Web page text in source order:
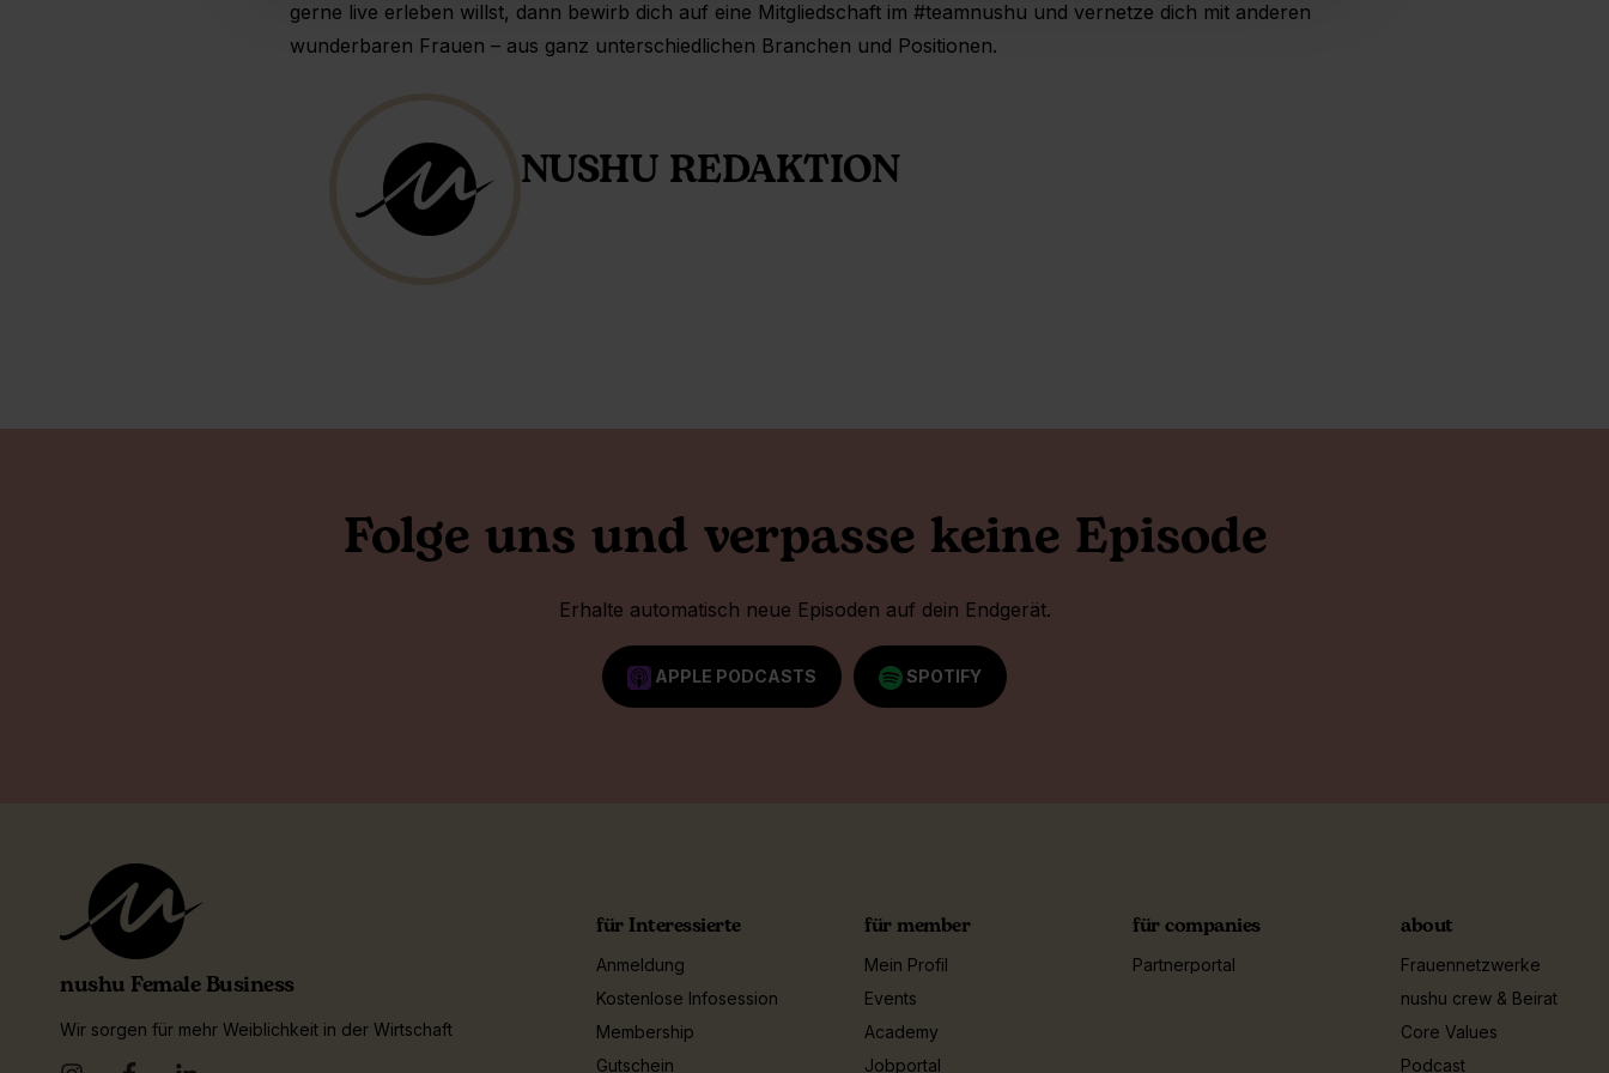
gerne live erleben willst, dann bewirb dich auf eine Mitgliedschaft im #teamnushu und vernetze dich mit anderen
wunderbaren Frauen – aus ganz unterschiedlichen Branchen und Positionen.
NUSHU REDAKTION
Folge uns und verpasse keine Episode
Erhalte automatisch neue Episoden auf dein Endgerät.
APPLE PODCASTS SPOTIFY
nushu Female Business
Wir sorgen für mehr Weiblichkeit in der Wirtschaft
für Interessierte
Anmeldung
Kostenlose Infosession
Membership
Gutschein
für member
Mein Profil
Events
Academy
Jobportal
für companies
Partnerportal
about
Frauennetzwerke
nushu crew & Beirat
Core Values
Podcast